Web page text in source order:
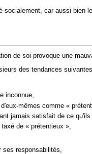
car aussi
de soi provoque une
des tendances
inconnue,
mêmes comme «
jamais satisfait de ce
de « prétentieux »,
ses responsabilités,